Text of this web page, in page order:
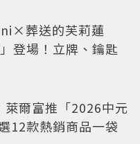
葬送的芙莉蓮
登場！立牌、鑰匙
萊爾富推「2026中元
12款熱銷商品一袋